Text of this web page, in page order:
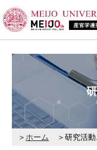
ホーム 研究活